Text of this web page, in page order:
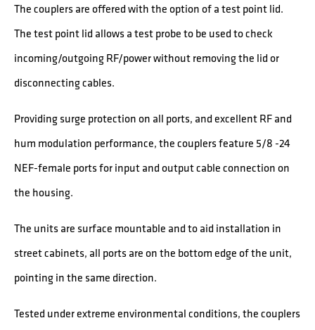
The couplers are offered with the option of a test point lid.
The test point lid allows a test probe to be used to check
incoming/outgoing RF/power without removing the lid or
disconnecting cables.
Providing surge protection on all ports, and excellent RF and
hum modulation performance, the couplers feature 5/8 -24
NEF-female ports for input and output cable connection on
the housing.
The units are surface mountable and to aid installation in
street cabinets, all ports are on the bottom edge of the unit,
pointing in the same direction.
Tested under extreme environmental conditions, the couplers